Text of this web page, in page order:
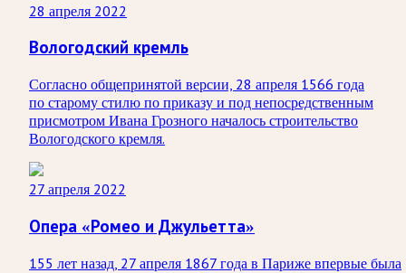
28 апреля 2022
Вологодский кремль
Согласно общепринятой версии, 28 апреля 1566 года
по старому стилю по приказу и под непосредственным
присмотром Ивана Грозного началось строительство
Вологодского кремля.
27 апреля 2022
Опера «Ромео и Джульетта»
155 лет назад, 27 апреля 1867 года в Париже впервые была